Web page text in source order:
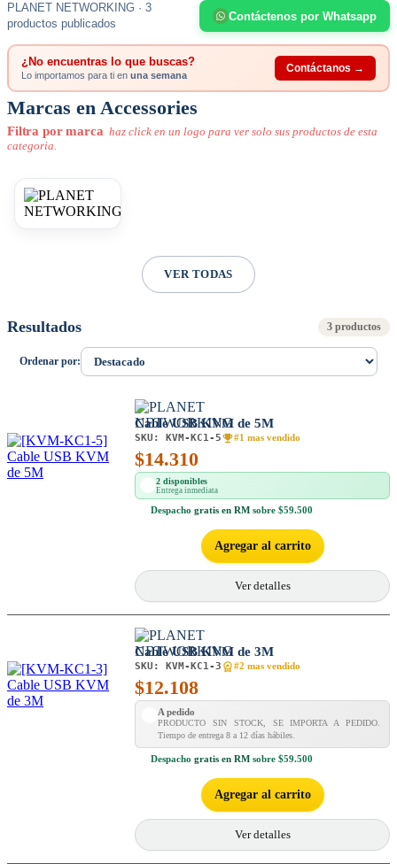
PLANET NETWORKING · 3
productos publicados
Contáctenos por Whatsapp
¿No encuentras lo que buscas?
Lo importamos para ti en una semana
Contáctanos →
Marcas en Accessories
Filtra por marca haz click en un logo para ver solo sus productos de esta
categoria.
VER TODAS
Resultados 3 productos
Ordenar por:
Cable USB KVM de 5M
SKU: KVM-KC1-5 #1 mas vendido
$14.310
2 disponibles
Entrega inmediata
Despacho gratis en RM sobre $59.500
Agregar al carrito
Ver detalles
Cable USB KVM de 3M
SKU: KVM-KC1-3 #2 mas vendido
$12.108
A pedido
PRODUCTO SIN STOCK, SE IMPORTA A PEDIDO.
Tiempo de entrega 8 a 12 días hábiles.
Despacho gratis en RM sobre $59.500
Agregar al carrito
Ver detalles